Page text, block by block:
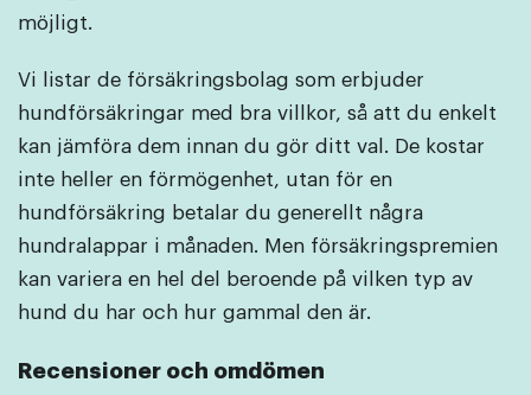
möjligt.
Vi listar de försäkringsbolag som erbjuder
hundförsäkringar med bra villkor, så att du enkelt
kan jämföra dem innan du gör ditt val. De kostar
inte heller en förmögenhet, utan för en
hundförsäkring betalar du generellt några
hundralappar i månaden. Men försäkringspremien
kan variera en hel del beroende på vilken typ av
hund du har och hur gammal den är.
Recensioner och omdömen